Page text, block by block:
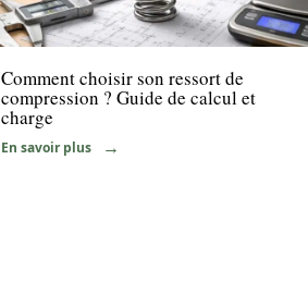
Equipement
Comment choisir son ressort de
compression ? Guide de calcul et
charge
En savoir plus